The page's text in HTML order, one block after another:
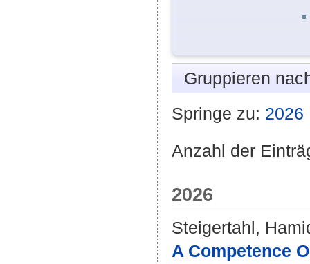
Gruppieren
Springe zu: 2026
Anzahl der
2026
Steigertahl,
A Competence